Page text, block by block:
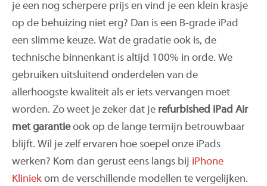
je een nog scherpere prijs en vind je een klein krasje
op de behuizing niet erg? Dan is een B-grade iPad
een slimme keuze. Wat de gradatie ook is, de
technische binnenkant is altijd 100% in orde. We
gebruiken uitsluitend onderdelen van de
allerhoogste kwaliteit als er iets vervangen moet
worden. Zo weet je zeker dat je refurbished iPad Air
met garantieook op de lange termijn betrouwbaar
blijft. Wil je zelf ervaren hoe soepel onze iPads
werken? Kom dan gerust eens langs bij iPhone
Kliniek om de verschillende modellen te vergelijken.